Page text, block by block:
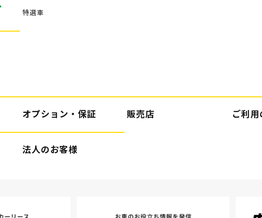
特選車
オプション・保証 販売店 ご利
法人のお客様